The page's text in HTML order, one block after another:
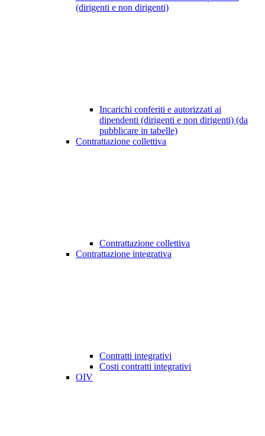
(dirigenti e non dirigenti)
Incarichi conferiti e autorizzati ai
dipendenti (dirigenti e non dirigenti) (da
pubblicare in tabelle)
Contrattazione collettiva
Contrattazione collettiva
Contrattazione integrativa
Contratti integrativi
Costi contratti integrativi
OIV